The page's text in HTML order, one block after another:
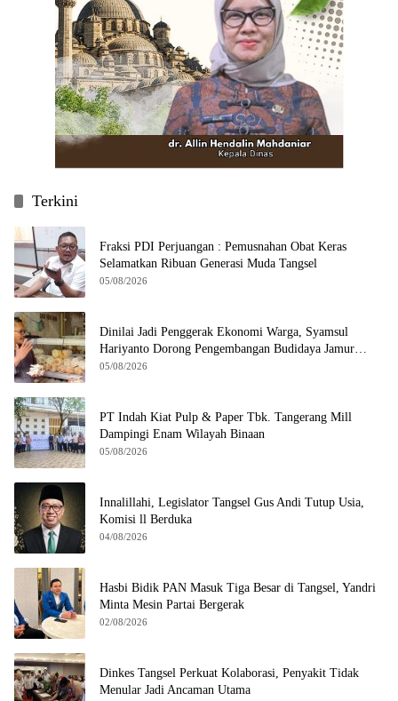
Terkini
Fraksi PDI Perjuangan : Pemusnahan Obat Keras
Selamatkan Ribuan Generasi Muda Tangsel
05/08/2026
Dinilai Jadi Penggerak Ekonomi Warga, Syamsul
Hariyanto Dorong Pengembangan Budidaya Jamur
Crispy di Serpong
05/08/2026
PT Indah Kiat Pulp & Paper Tbk. Tangerang Mill
Dampingi Enam Wilayah Binaan
05/08/2026
Innalillahi, Legislator Tangsel Gus Andi Tutup Usia,
Komisi ll Berduka
04/08/2026
Hasbi Bidik PAN Masuk Tiga Besar di Tangsel, Yandri
Minta Mesin Partai Bergerak
02/08/2026
Dinkes Tangsel Perkuat Kolaborasi, Penyakit Tidak
Menular Jadi Ancaman Utama